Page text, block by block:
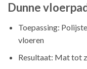
Dunne
Toepassing:
vloeren
Resultaat: Mat tot